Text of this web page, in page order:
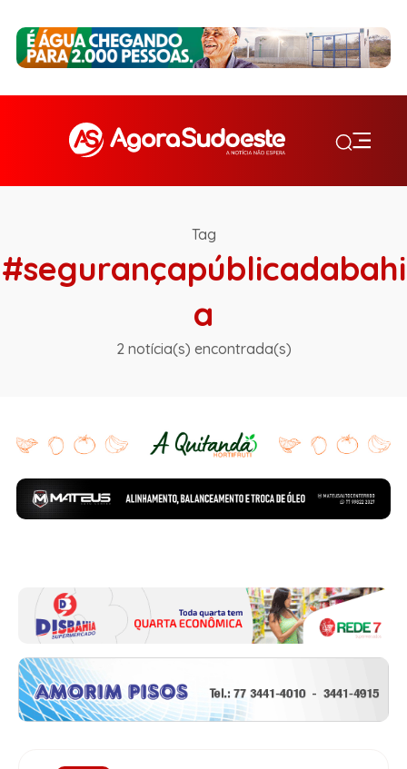
Tag
#segurançapúblicadabahi
a
2 notícia(s) encontrada(s)